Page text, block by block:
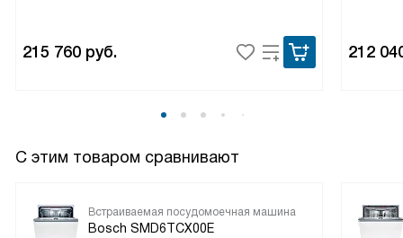
215 760 руб. 212
С этим товаром сравнивают
Встраиваемая посудомоечная машина
Bosch SMD6TCX00E